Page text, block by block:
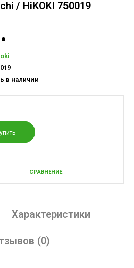
/ HiKOKI 750019
в наличии
СРАВНЕНИЕ
Характеристики
(0)